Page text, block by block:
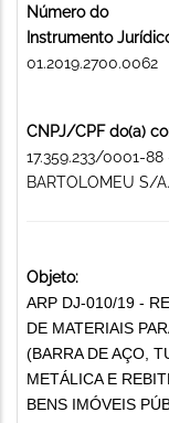
Número do
Instrumento
01.2019.2700.0062
CNPJ/CPF do(a)
17.359.233/0001-88
BARTOLOMEU S/A.
Objeto:
ARP DJ-010/19 -
DE MATERIAIS
(BARRA DE AÇO,
METÁLICA E
BENS IMÓVEIS